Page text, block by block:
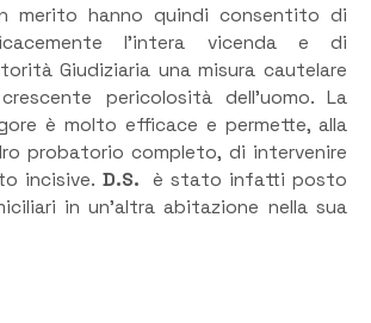
merito hanno quindi consentito di
l’intera vicenda e di
Giudiziaria una misura cautelare
pericolosità dell’uomo. La
è molto efficace e permette, alla
probatorio completo, di intervenire
incisive. D.S. è stato infatti posto
in un’altra abitazione nella sua